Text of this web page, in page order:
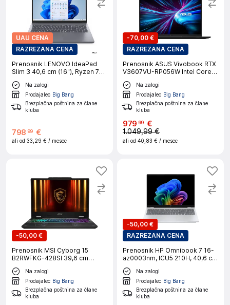
UAU CENA
RAZREZANA CENA
Prenosnik LENOVO IdeaPad
Slim 3 40,6 cm (16"), Ryzen 7
170, 16 GB RAM, 1 TB SSD, UMA,
W11H, brez napajalnika
Na zalogi
Prodajalec Big Bang
Brezplačna poštnina za člane
kluba
798 99 €
ali od 33,29 € / mesec
-70,00 €
RAZREZANA CENA
Prenosnik ASUS Vivobook RTX
V3607VU-RP056W Intel Core 5
210H /40,6 cm
(16")/16GB/1TB/4050/W11H
Na zalogi
Prodajalec Big Bang
Brezplačna poštnina za člane
kluba
979 99 €
1.049,99 €
ali od 40,83 € / mesec
-50,00 €
Prenosnik MSI Cyborg 15
B2RWFKG-428SI 39,6 cm
(15,6"), 144 Hz, Core 7, RTX
5060, 32 GB RAM, 1 TB SSD,
W11H|Gaming
Na zalogi
Prodajalec Big Bang
Brezplačna poštnina za člane
kluba
-50,00 €
RAZREZANA CENA
Prenosnik HP Omnibook 7 16-
az0003nm, ICU5 210H, 40,6 cm
(16"), 16 GB DDR5, 512 GB SSD,
W11P, srebrn
Na zalogi
Prodajalec Big Bang
Brezplačna poštnina za člane
kluba